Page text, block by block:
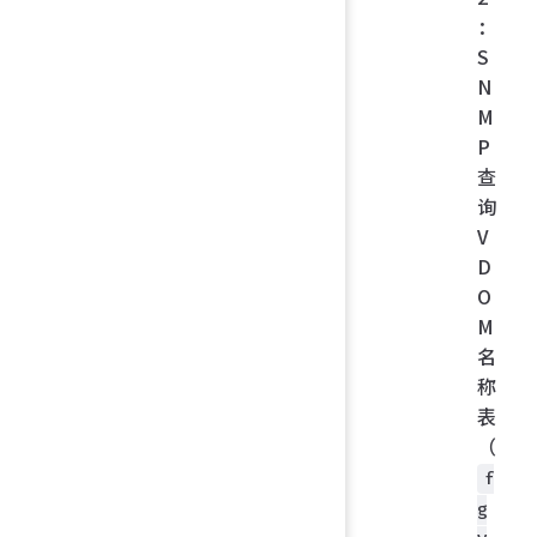
：
S
N
M
P
查
询
V
D
O
M
名
称
表
（
f
g